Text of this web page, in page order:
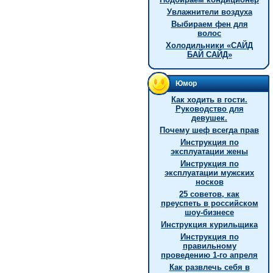
Увлажнители воздуха
Выбираем фен для
волос
Холодильники «САЙД
БАЙ САЙД»
Юмор
Как ходить в гости.
Руководство для
девушек.
Почему шеф всегда прав
Инструкция по
эксплуатации жены
Инструкция по
эксплуатации мужских
носков
25 советов, как
преуспеть в российском
шоу-бизнесе
Инструкция курильщика
Инструкция по
правильному
проведению 1-го апреля
Как развлечь себя в